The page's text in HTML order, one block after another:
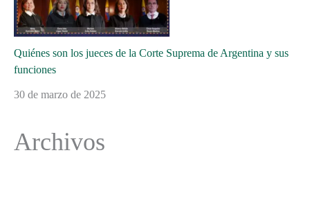
Quiénes son los jueces de la Corte Suprema de Argentina y sus
funciones
30 de marzo de 2025
Archivos